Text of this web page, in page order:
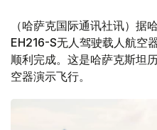
（哈萨克国际通讯社讯）据
EH216-S无人驾驶载人航空
顺利完成。这是哈萨克斯坦
空器演示飞行。